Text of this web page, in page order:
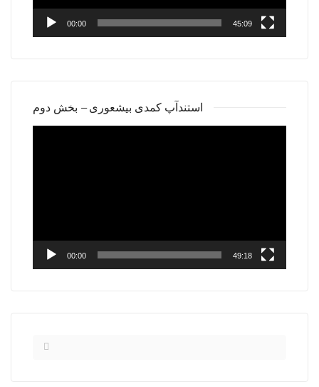
00:00 45:09
استندآپ کمدی بیشعوری – بخش دوم
00:00 49:18